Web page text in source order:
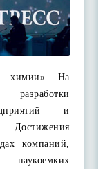
химии». На
и
Достижения
компаний,
наукоемких